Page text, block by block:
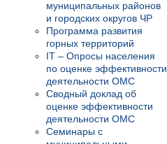
муниципальных районов
и городских округов ЧР
Программа развития
горных территорий
IT – Опросы населения
по оценке эффективности
деятельности ОМС
Сводный доклад об
оценке эффективности
деятельности ОМС
Семинары с